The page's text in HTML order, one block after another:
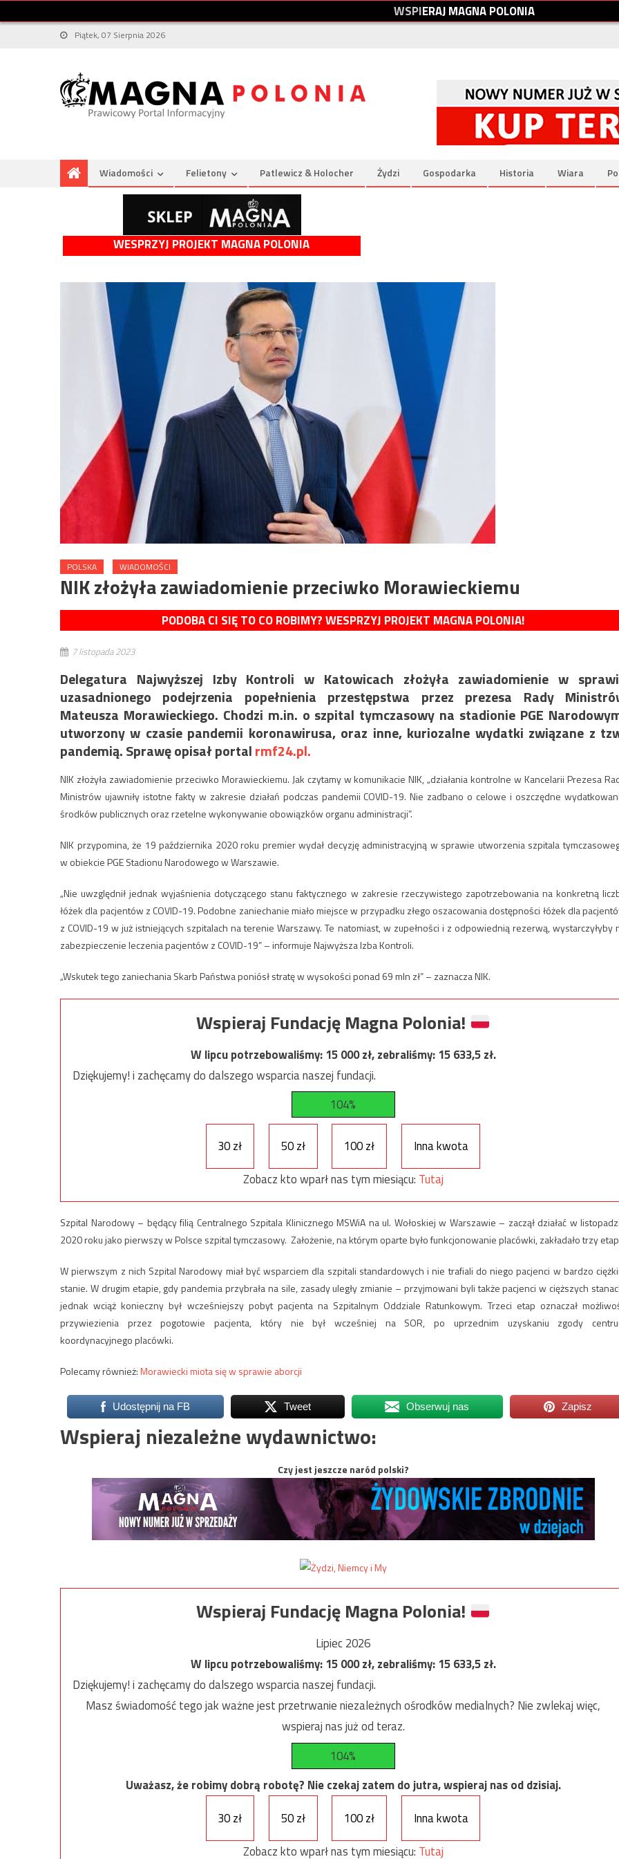
WSPIERAJMAGNAPOLONIA
Piątek, 07 Sierpnia 2026
Wiadomości Felietony Patlewicz & Holocher Żydzi Gospodarka Historia Wiara
WESPRZYJ PROJEKT MAGNA POLONIA
POLSKA WIADOMOŚCI
NIK złożyła zawiadomienie przeciwko Morawieckiemu
PODOBA CI SIĘ TO CO ROBIMY? WESPRZYJ PROJEKT MAGNA POLONIA!
7 listopada 2023
Delegatura Najwyższej Izby Kontroli w Katowicach złożyła zawiadomienie w
uzasadnionego podejrzenia popełnienia przestępstwa przez prezesa Rady
Mateusza Morawieckiego. Chodzi m.in. o szpital tymczasowy na stadionie PGE
utworzony w czasie pandemii koronawirusa, oraz inne, kuriozalne wydatki związane z
pandemią. Sprawę opisał portalrmf24.pl.
NIK złożyła zawiadomienie przeciwko Morawieckiemu. Jak czytamy w komunikacie NIK, „działania kontrolne w Kancelarii Prezesa
Ministrów ujawniły istotne fakty w zakresie działań podczas pandemii COVID-19. Nie zadbano o celowe i oszczędne
środków publicznych oraz rzetelne wykonywanie obowiązków organu administracji”.
NIK przypomina, że 19 października 2020 roku premier wydał decyzję administracyjną w sprawie utworzenia szpitala
w obiekcie PGE Stadionu Narodowego w Warszawie.
„Nie uwzględnił jednak wyjaśnienia dotyczącego stanu faktycznego w zakresie rzeczywistego zapotrzebowania na konkretną
łóżek dla pacjentów z COVID-19. Podobne zaniechanie miało miejsce w przypadku złego oszacowania dostępności łóżek dla
z COVID-19 w już istniejących szpitalach na terenie Warszawy. Te natomiast, w zupełności i z odpowiednią rezerwą, wystarczyłyby
zabezpieczenie leczenia pacjentów z COVID-19” – informuje Najwyższa Izba Kontroli.
„Wskutek tego zaniechania Skarb Państwa poniósł stratę w wysokości ponad 69 mln zł” – zaznacza NIK.
Wspieraj Fundację Magna Polonia!
W lipcu potrzebowaliśmy:15 000zł, zebraliśmy:15 633,5zł.
Dziękujemy! i zachęcamy do dalszego wsparcia naszej fundacji.
104%
30 zł 50 zł 100 zł
Inna kwota
Zobacz kto wparł nas tym miesiącu: Tutaj
Szpital Narodowy – będący filią Centralnego Szpitala Klinicznego MSWiA na ul. Wołoskiej w Warszawie – zaczął działać w
2020 roku jako pierwszy w Polsce szpital tymczasowy. Założenie, na którym oparte było funkcjonowanie placówki, zakładało trzy
W pierwszym z nich Szpital Narodowy miał być wsparciem dla szpitali standardowych i nie trafiali do niego pacjenci w bardzo
stanie. W drugim etapie, gdy pandemia przybrała na sile, zasady uległy zmianie – przyjmowani byli także pacjenci w cięższych
jednak wciąż konieczny był wcześniejszy pobyt pacjenta na Szpitalnym Oddziale Ratunkowym. Trzeci etap oznaczał
przywiezienia przez pogotowie pacjenta, który nie był wcześniej na SOR, po uprzednim uzyskaniu zgody
koordynacyjnego placówki.
Polecamy również:Morawiecki miota się w sprawie aborcji
Udostępnij na FB Tweet Obserwuj nas Zapisz
Wspieraj niezależne wydawnictwo:
Czy jest jeszcze naród polski?
Wspieraj Fundację Magna Polonia!
Lipiec 2026
W lipcu potrzebowaliśmy:15 000zł, zebraliśmy:15 633,5zł.
Dziękujemy! i zachęcamy do dalszego wsparcia naszej fundacji.
Masz świadomość tego jak ważne jest przetrwanie niezależnych ośrodków medialnych? Nie zwlekaj więc,
wspieraj nas już od teraz.
104%
Uważasz, że robimy dobrą robotę? Nie czekaj zatem do jutra, wspieraj nas od dzisiaj.
30 zł
50 zł 100 zł
Inna kwota
Zobacz kto wparł nas tym miesiącu: Tutaj